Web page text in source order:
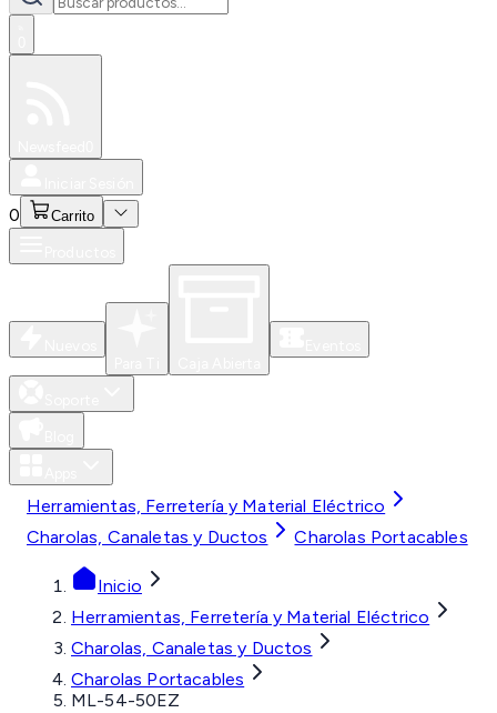
0 Carrito
Herramientas, Ferretería y Material Eléctrico
Charolas, Canaletas y Ductos
Charolas Portacables
Inicio
Herramientas, Ferretería y Material Eléctrico
Charolas, Canaletas y Ductos
Charolas Portacables
ML-54-50EZ